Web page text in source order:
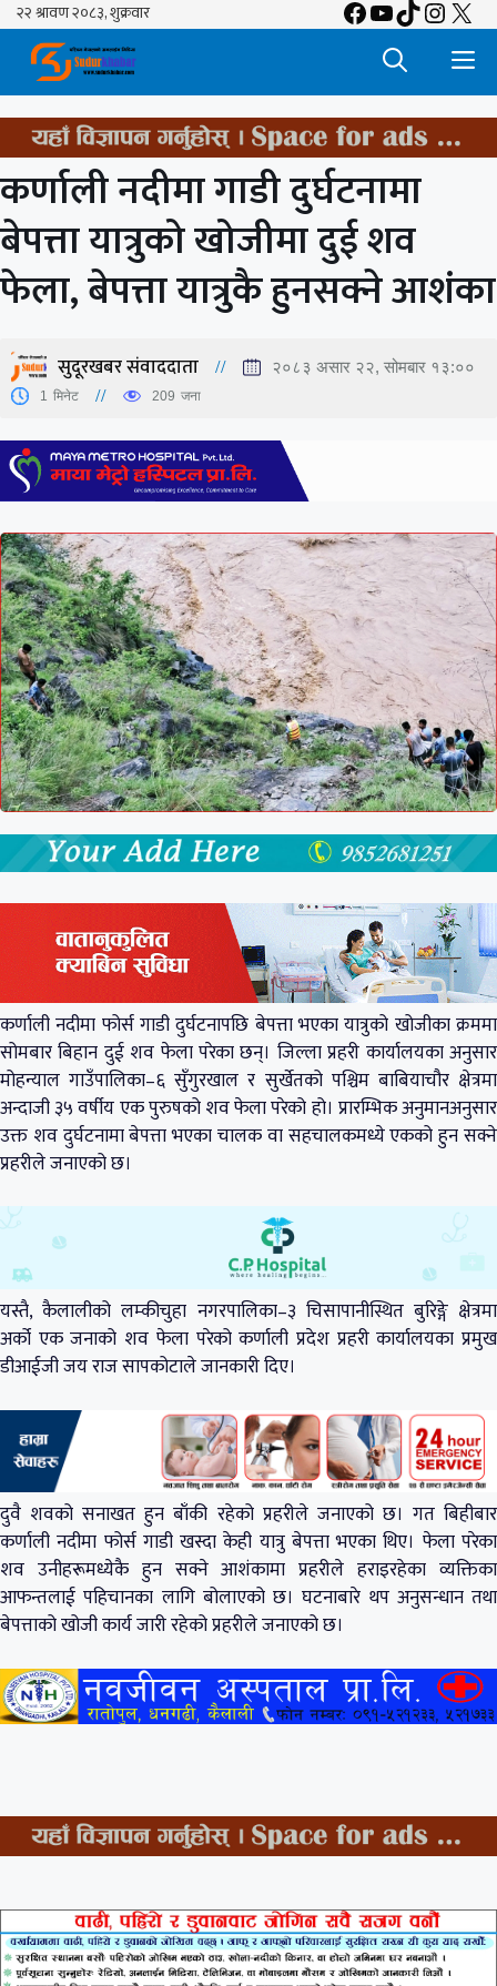
Skip
content
Facebook
YouTube
TikTok
X
कर्णाली नदीमा गाडी दुर्घटनामा
बेपत्ता यात्रुको खोजीमा दुई शव
फेला, बेपत्ता यात्रुकै हुनसक्ने आशंका
सुदूरखबर संवाददाता २०८३ असार २२, सोमबार १३:००
1 मिनेट 209 जना
कर्णाली नदीमा फोर्स गाडी दुर्घटनापछि बेपत्ता भएका यात्रुको खोजीका क्रममा
सोमबार बिहान दुई शव फेला परेका छन्। जिल्ला प्रहरी कार्यालयका अनुसार
मोहन्याल गाउँपालिका–६ सुँगुरखाल र सुर्खेतको पश्चिम बाबियाचौर क्षेत्रमा
अन्दाजी ३५ वर्षीय एक पुरुषको शव फेला परेको हो। प्रारम्भिक अनुमानअनुसार
उक्त शव दुर्घटनामा बेपत्ता भएका चालक वा सहचालकमध्ये एकको हुन सक्ने
प्रहरीले जनाएको छ।
यस्तै, कैलालीको लम्कीचुहा नगरपालिका–३ चिसापानीस्थित बुरिङ्गे क्षेत्रमा
अर्को एक जनाको शव फेला परेको कर्णाली प्रदेश प्रहरी कार्यालयका प्रमुख
डीआईजी जय राज सापकोटाले जानकारी दिए।
दुवै शवको सनाखत हुन बाँकी रहेको प्रहरीले जनाएको छ। गत बिहीबार
कर्णाली नदीमा फोर्स गाडी खस्दा केही यात्रु बेपत्ता भएका थिए। फेला परेका
शव उनीहरूमध्येकै हुन सक्ने आशंकामा प्रहरीले हराइरहेका व्यक्तिका
आफन्तलाई पहिचानका लागि बोलाएको छ। घटनाबारे थप अनुसन्धान तथा
बेपत्ताको खोजी कार्य जारी रहेको प्रहरीले जनाएको छ।